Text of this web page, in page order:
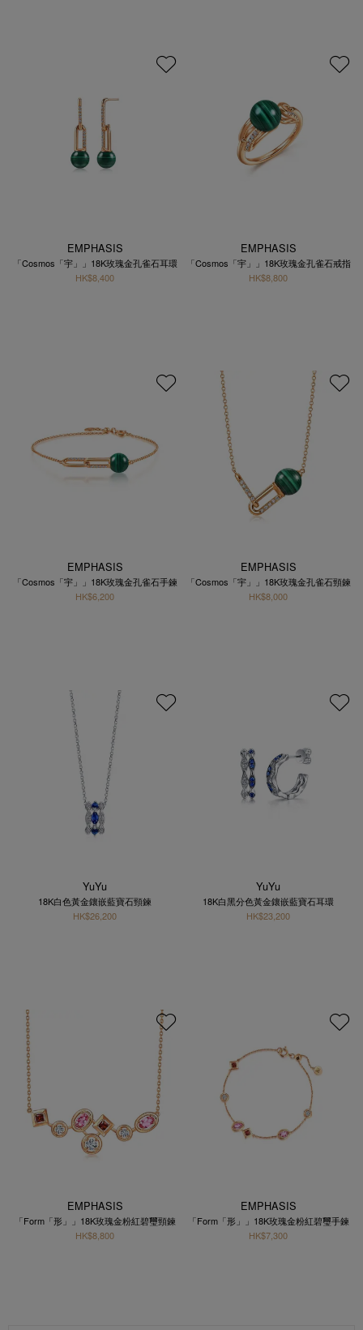
EMPHASIS
「Cosmos「宇」」18K玫瑰金孔雀石耳環
HK$8,400
EMPHASIS
「Cosmos「宇」」18K玫瑰金孔雀石戒指
HK$8,800
EMPHASIS
「Cosmos「宇」」18K玫瑰金孔雀石手鍊
HK$6,200
EMPHASIS
「Cosmos「宇」」18K玫瑰金孔雀石頸鍊
HK$8,000
YuYu
18K白色黃金鑲嵌藍寶石頸鍊
HK$26,200
YuYu
18K白黑分色黃金鑲嵌藍寶石耳環
HK$23,200
EMPHASIS
「Form「形」」18K玫瑰金粉紅碧璽頸鍊
HK$8,800
EMPHASIS
「Form「形」」18K玫瑰金粉紅碧璽手鍊
HK$7,300